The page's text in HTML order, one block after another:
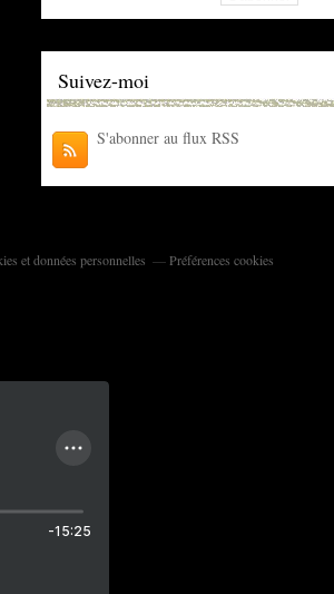
Suivez-moi
S'abonner au flux RSS
et données personnelles Préférences cookies
-15:25